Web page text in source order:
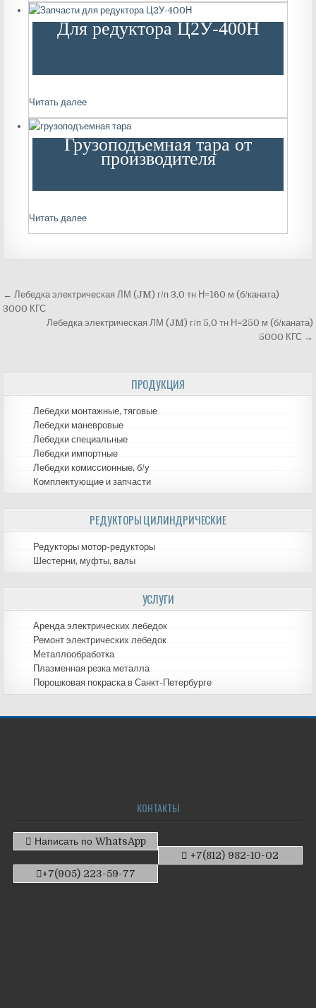
ПРОДУКЦИЯ
Лебедки монтажные, тяговые
Лебедки маневровые
Лебедки специальные
Лебедки импортные
Лебедки комиссионные, б/у
Комплектующие и запчасти
РЕДУКТОРЫ ЦИЛИНДРИЧЕСКИЕ
Редукторы мотор-редукторы
Шестерни, муфты, валы
УСЛУГИ
Аренда электрических лебедок
Ремонт электрических лебедок
Металлообработка
Плазменная резка металла
Порошковая покраска в Санкт-Петербурге
Для редуктора Ц2У-400Н
Читать далее
Грузоподъемная тара от
производителя
Читать далее
Навигация
← Лебедка электрическая ЛМ (JM) г/п 3,0 тн Н=160 м (б/каната)
3000 КГС
Лебедка электрическая ЛМ (JM) г/п 5,0 тн Н=250 м (б/каната)
5000 КГС →
КОНТАКТЫ
Написать по WhatsApp
+7(812) 982-10-02
+7(905) 223-59-77